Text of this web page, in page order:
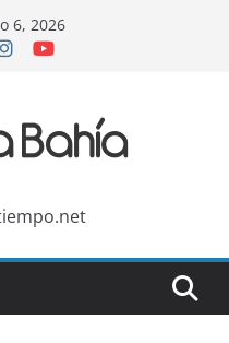
6, 2026